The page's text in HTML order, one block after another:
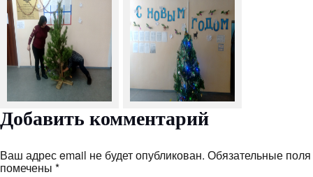
Добавить комментарий
Ваш адрес email не будет опубликован. Обязательные поля
помечены *